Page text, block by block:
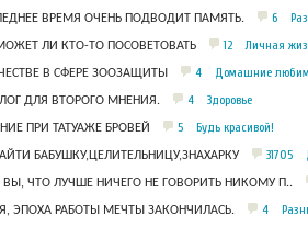
ВРЕМЯ ОЧЕНЬ ПОДВОДИТ ПАМЯТЬ. 6
ЛИ КТО-ТО ПОСОВЕТОВАТЬ 12 Личная
В СФЕРЕ ЗООЗАЩИТЫ 4 Домашние
ДЛЯ ВТОРОГО МНЕНИЯ. 4 Здоровье
ПРИ ТАТУАЖЕ БРОВЕЙ 5 Будь красивой!
БАБУШКУ,ЦЕЛИТЕЛЬНИЦУ,ЗНАХАРКУ 31705
ВЫ, ЧТО ЛУЧШЕ НИЧЕГО НЕ ГОВОРИТЬ НИКОМУ П..
ЭПОХА РАБОТЫ МЕЧТЫ ЗАКОНЧИЛАСЬ. 4